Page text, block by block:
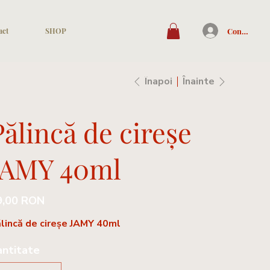
SHOP
Înapoi Înainte
de cireșe
40ml
RON
de cireșe JAMY 40ml